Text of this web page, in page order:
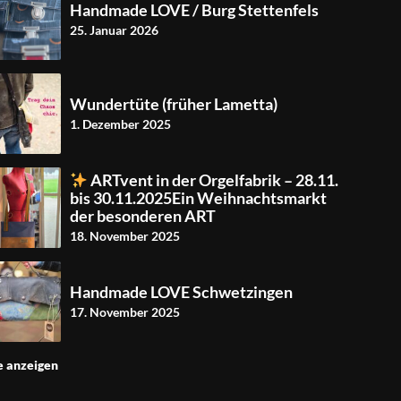
Handmade LOVE / Burg Stettenfels
25. Januar 2026
Wundertüte (früher Lametta)
1. Dezember 2025
ARTvent in der Orgelfabrik – 28.11.
bis 30.11.2025Ein Weihnachtsmarkt
der besonderen ART
18. November 2025
Handmade LOVE Schwetzingen
17. November 2025
anzeigen